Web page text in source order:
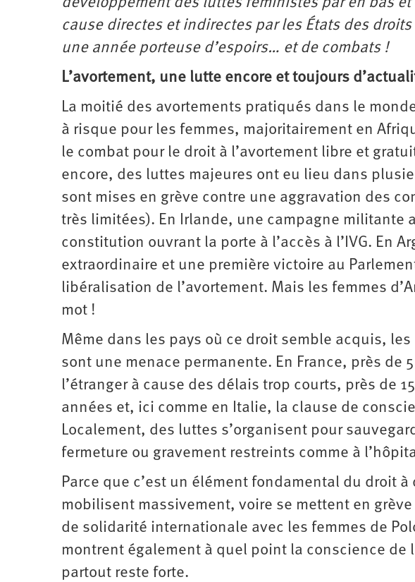
cause directes et indirectes par les États des droits
une année porteuse d’espoirs… et de combats !
L’avortement, une lutte encore et toujours
La moitié des avortements pratiqués dans le
à risque pour les femmes, majoritairement en
le combat pour le droit à l’avortement libre et
encore, des luttes majeures ont eu lieu dans
sont mises en grève contre une aggravation des
très limitées). En Irlande, une campagne militante
constitution ouvrant la porte à l’accès à l’IVG. En
extraordinaire et une première victoire au
libéralisation de l’avortement. Mais les femmes
mot !
Même dans les pays où ce droit semble acquis,
sont une menace permanente. En France, près de
l’étranger à cause des délais trop courts, près de
années et, ici comme en Italie, la clause de
Localement, des luttes s’organisent pour
fermeture ou gravement restreints comme à
Parce que c’est un élément fondamental du droit
mobilisent massivement, voire se mettent en
de solidarité internationale avec les femmes de
montrent également à quel point la conscience de
partout reste forte.